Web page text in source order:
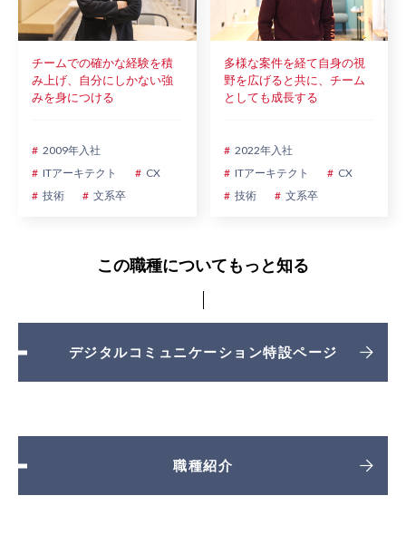
チームでの確かな経験を積
み上げ、自分にしかない強
みを身につける
2009年入社
ITアーキテクト
CX
技術
文系卒
多様な案件を経て自身の視
野を広げると共に、チーム
としても成長する
2022年入社
ITアーキテクト
CX
技術
文系卒
この職種についてもっと知る
デジタルコミュニケーション特設ページ
職種紹介